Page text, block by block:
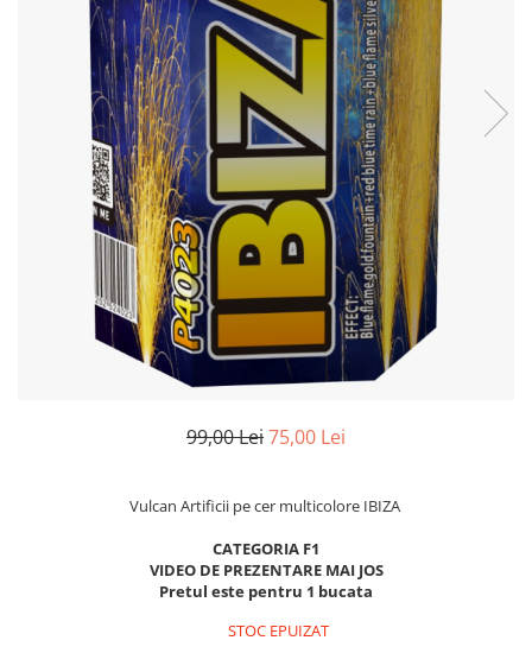
99,00 Lei75,00 Lei
Vulcan Artificii pe cer multicolore IBIZA
CATEGORIA F1
VIDEO DE PREZENTARE MAI JOS
Pretul este pentru 1 bucata
STOC EPUIZAT